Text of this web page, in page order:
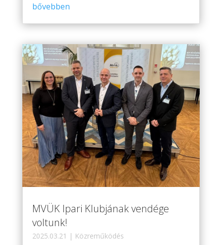
bővebben
MVÜK Ipari Klubjának vendége
voltunk!
2025.03.21 | Közreműködés